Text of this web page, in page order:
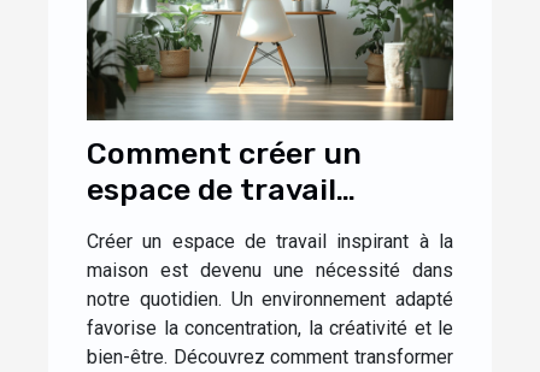
Comment créer un
espace de travail
inspirant à la maison
Créer un espace de travail inspirant à la
maison est devenu une nécessité dans
notre quotidien. Un environnement adapté
favorise la concentration, la créativité et le
bien-être. Découvrez comment transformer